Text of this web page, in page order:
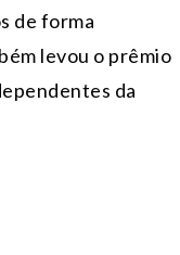
de forma
levou o prêmio
da